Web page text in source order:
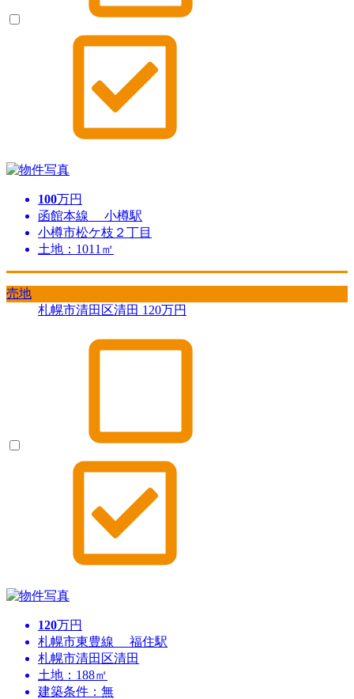
100万円
函館本線 小樽駅
小樽市松ケ枝２丁目
土地：1011㎡
売地
札幌市清田区清田 120万円
120万円
札幌市東豊線 福住駅
札幌市清田区清田
土地：188㎡
建築条件：無